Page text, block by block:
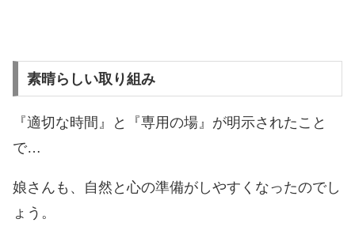
素晴らしい取り組み
『適切な時間』と『専用の場』が明示されたこと
で…
娘さんも、自然と心の準備がしやすくなったのでし
ょう。